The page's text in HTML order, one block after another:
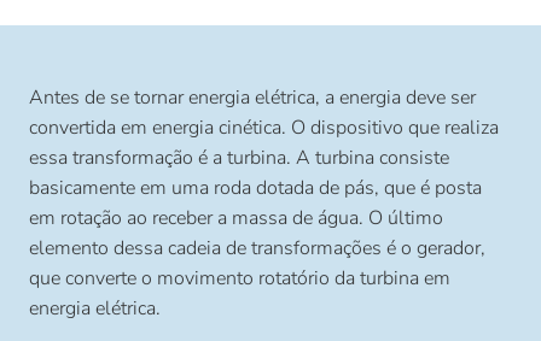
Antes de se tornar energia elétrica, a energia deve ser
convertida em energia cinética. O dispositivo que realiza
essa transformação é a turbina. A turbina consiste
basicamente em uma roda dotada de pás, que é posta
em rotação ao receber a massa de água. O último
elemento dessa cadeia de transformações é o gerador,
que converte o movimento rotatório da turbina em
energia elétrica.